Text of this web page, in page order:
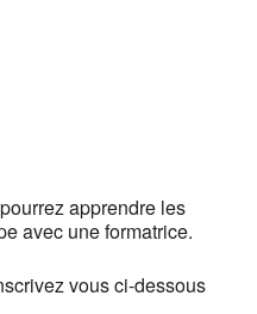
apprendre les
avec une formatrice.
vous ci-dessous